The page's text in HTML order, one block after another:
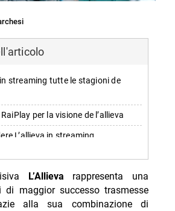
streaming tutte le stagioni de
per la visione de l’allieva
L’allieva in streaming
presenti nella serie:
Jump the shark
risposta
L’Allieva rappresenta una
di maggior successo trasmesse
alla sua combinazione di